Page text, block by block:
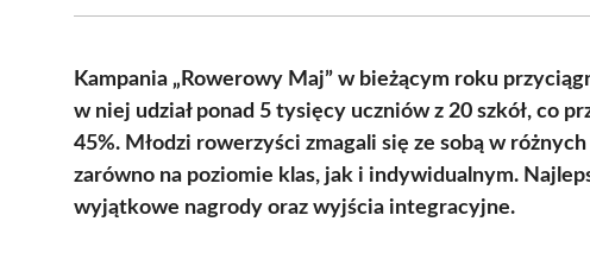
Kampania „Rowerowy Maj” w bieżącym roku
w niej udział ponad 5 tysięcy uczniów z 20 szkół, co
45%. Młodzi rowerzyści zmagali się ze sobą w
zarówno na poziomie klas, jak i indywidualnym.
wyjątkowe nagrody oraz wyjścia integracyjne.